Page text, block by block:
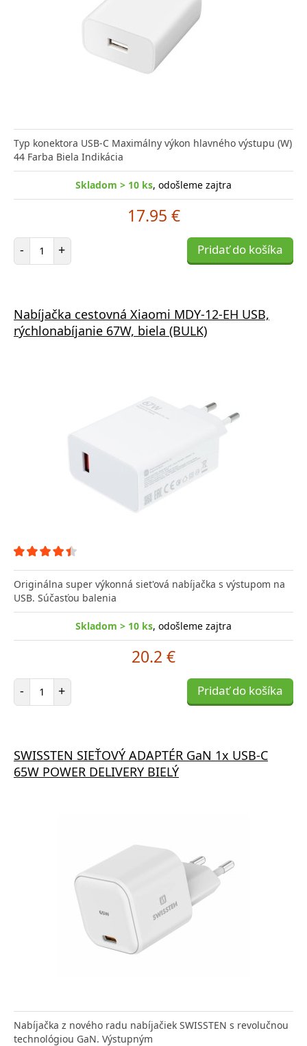
Typ konektora USB-C Maximálny výkon hlavného výstupu (W)
44 Farba Biela Indikácia
Skladom > 10 ks, odošleme zajtra
17.95 €
- Počet položiek
+ Pridať do košíka
Nabíjačka cestovná Xiaomi MDY-12-EH USB,
rýchlonabíjanie 67W, biela (BULK)
Originálna super výkonná siet'ová nabíjačka s výstupom na
USB. Súčasťou balenia
Skladom > 10 ks, odošleme zajtra
20.2 €
- Počet položiek
+ Pridať do košíka
SWISSTEN SIEŤOVÝ ADAPTÉR GaN 1x USB-C
65W POWER DELIVERY BIELÝ
Nabíjačka z nového radu nabíjačiek SWISSTEN s revolučnou
technológiou GaN. Výstupným